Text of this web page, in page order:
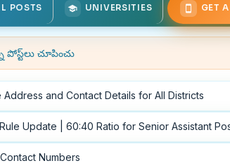
POSTS UNIVERSITIES GET
పోస్ట్‌లు చూపించు
and Contact Details for All Districts
Update | 60:40 Ratio for Senior Assistant
Numbers